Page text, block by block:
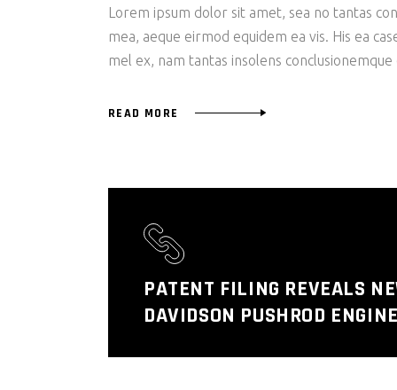
Lorem ipsum dolor sit amet, sea no tantas
mea, aeque eirmod equidem ea vis. His ea
mel ex, nam tantas insolens
READ MORE
PATENT FILING REVEALS
DAVIDSON PUSHROD